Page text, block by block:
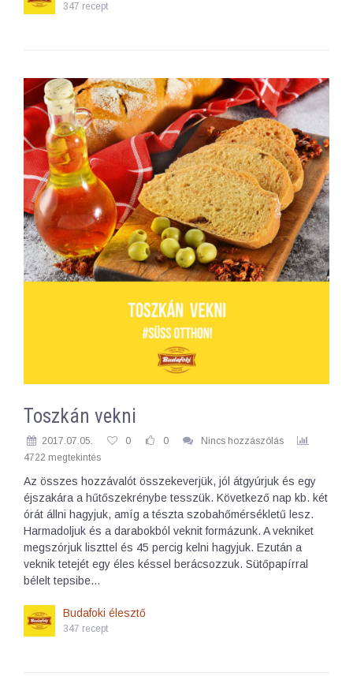
347 recept
Toszkán vekni
2017.07.05. 0 0
Nincs hozzászólás
4722 megtekintés
Az összes hozzávalót összekeverjük, jól átgyúrjuk és egy
éjszakára a hűtőszekrénybe tesszük. Következő nap kb. két
órát állni hagyjuk, amíg a tészta szobahőmérsékletű lesz.
Harmadoljuk és a darabokból veknit formázunk. A vekniket
megszórjuk liszttel és 45 percig kelni hagyjuk. Ezután a
veknik tetejét egy éles késsel berácsozzuk. Sütőpapírral
bélelt tepsibe…
Budafoki élesztő
347 recept